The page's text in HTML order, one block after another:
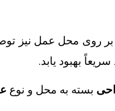
روی محل عمل نیز
بهبود یابد.
بسته به محل و نوع